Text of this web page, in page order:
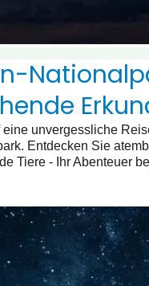
unvergessliche
Entdecken Sie
Tiere - Ihr Abenteuer